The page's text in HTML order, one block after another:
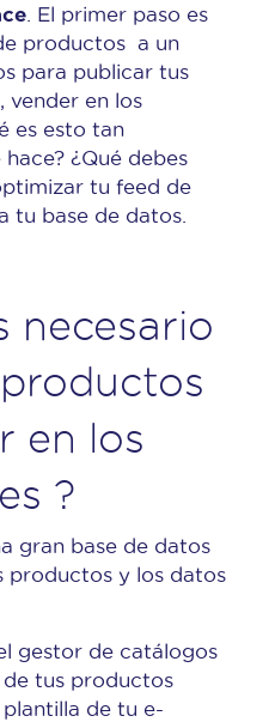
. El primer paso es
productos a un
para publicar tus
vender en los
es esto tan
¿Qué debes
tu feed de
tu base de datos.
necesario
en los
?
gran base de datos
productos y los datos
gestor de catálogos
tus productos
de tu e-